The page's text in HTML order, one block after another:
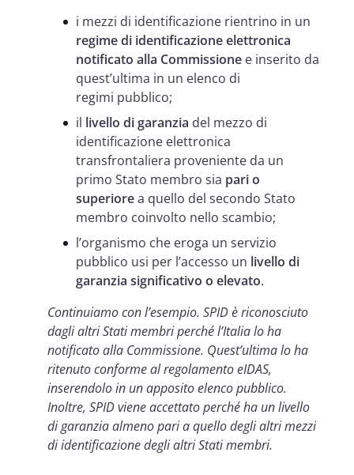
i mezzi di identificazione rientrino in un
regime di identificazione elettronica
notificato alla Commissione e inserito da
quest’ultima in un elenco di
regimi pubblico;
il livello di garanzia del mezzo di
identificazione elettronica
transfrontaliera proveniente da un
primo Stato membro sia pari o
superiorea quello del secondo Stato
membro coinvolto nello scambio;
l’organismo che eroga un servizio
pubblico usi per l’accesso un livello di
garanzia significativo o elevato.
Continuiamo con l’esempio. SPID è riconosciuto
dagli altri Stati membri perché l’Italia lo ha
notificato alla Commissione. Quest’ultima lo ha
ritenuto conforme al regolamento eIDAS,
inserendolo in un apposito elenco pubblico.
Inoltre, SPID viene accettato perché ha un livello
di garanzia almeno pari a quello degli altri mezzi
di identificazione degli altri Stati membri.